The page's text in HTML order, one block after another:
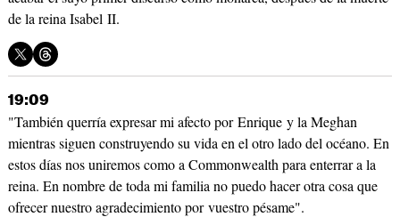
de la reina Isabel II.
19:09
"También querría expresar mi afecto por Enrique y la Meghan
mientras siguen construyendo su vida en el otro lado del océano. En
estos días nos uniremos como a Commonwealth para enterrar a la
reina. En nombre de toda mi familia no puedo hacer otra cosa que
ofrecer nuestro agradecimiento por vuestro pésame".